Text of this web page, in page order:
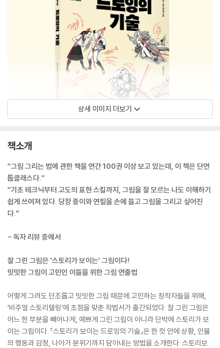
상세 이미지 더보기
책소개
“그림 그리는 법에 관한 책을 연간 100권 이상 보고 있는데, 이 책은 단연
톱클래스다.”
“기초 테크닉부터 고도의 표현 스킬까지, 그림을 잘 모르는 나도 이해하기
쉽게 쓰여져 있다. 당장 종이와 연필을 손에 들고 그림을 그리고 싶어진
다.”
- 독자 리뷰 중에서
잘 그린 그림은 ‘스토리가 보이는’ 그림이다!
밋밋한 그림이 고민인 이들을 위한 그림 연출법
어떻게 그려도 단조롭고 밋밋한 그림 때문에 고민하는 창작자들을 위해,
‘비주얼 스토리텔링’에 초점을 맞춘 작법서가 출간되었다. 잘 그린 그림은
어느 한 부분을 빼어나게, 예쁘게 그린 그림이 아니라 단박에 스토리가 보
이는 그림이다. 『스토리가 보이는 드로잉의 기술』은 한 컷 안에 상황, 인물
의 행동과 감정, 나아가 분위기까지 담아내는 방법을 소개한다. 스토리보